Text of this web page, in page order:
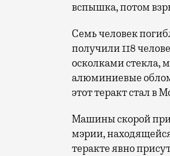
вспышка, потом
Семь человек
получили 118
осколками стекла,
алюминиевые
этот теракт стал в
Машины скорой
мэрии,
теракте явно